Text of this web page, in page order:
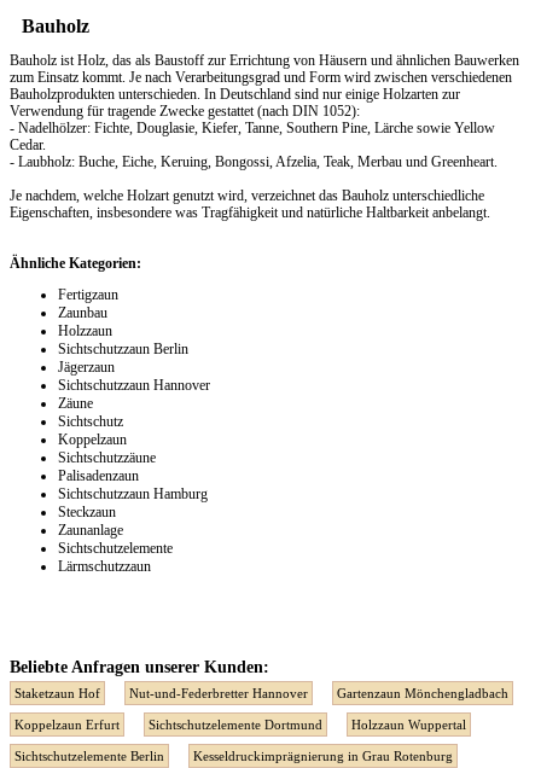
Bauholz
Bauholz ist Holz, das als Baustoff zur Errichtung von Häusern und ähnlichen Bauwerken
zum Einsatz kommt. Je nach Verarbeitungsgrad und Form wird zwischen verschiedenen
Bauholzprodukten unterschieden. In Deutschland sind nur einige Holzarten zur
Verwendung für tragende Zwecke gestattet (nach DIN 1052):
- Nadelhölzer: Fichte, Douglasie, Kiefer, Tanne, Southern Pine, Lärche sowie Yellow
Cedar.
- Laubholz: Buche, Eiche, Keruing, Bongossi, Afzelia, Teak, Merbau und Greenheart.
Je nachdem, welche Holzart genutzt wird, verzeichnet das Bauholz unterschiedliche
Eigenschaften, insbesondere was Tragfähigkeit und natürliche Haltbarkeit anbelangt.
Ähnliche Kategorien:
Fertigzaun
Zaunbau
Holzzaun
Sichtschutzzaun Berlin
Jägerzaun
Sichtschutzzaun Hannover
Zäune
Sichtschutz
Koppelzaun
Sichtschutzzäune
Palisadenzaun
Sichtschutzzaun Hamburg
Steckzaun
Zaunanlage
Sichtschutzelemente
Lärmschutzzaun
Beliebte Anfragen unserer Kunden:
Staketzaun Hof Nut-und-Federbretter Hannover Gartenzaun Mönchengladbach
Koppelzaun Erfurt Sichtschutzelemente Dortmund Holzzaun Wuppertal
Sichtschutzelemente Berlin Kesseldruckimprägnierung in Grau Rotenburg